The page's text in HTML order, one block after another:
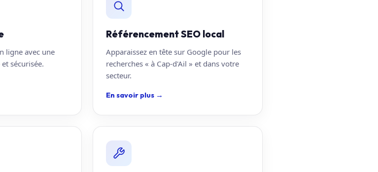
ligne avec une
sécurisée.
Référencement SEO local
Apparaissez en tête sur Google pour les
recherches « à Cap-d'Ail » et dans votre
secteur.
En savoir plus →